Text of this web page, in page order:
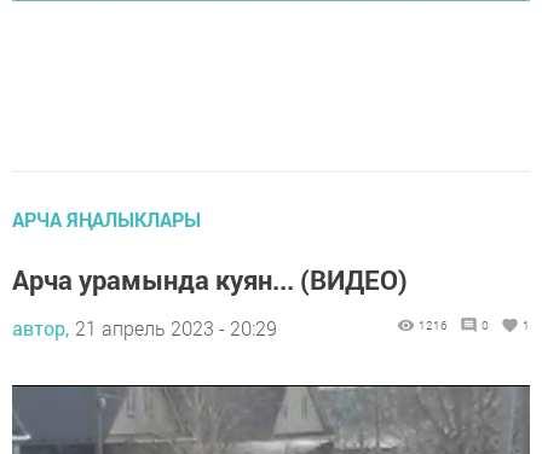
АРЧА ЯҢАЛЫКЛАРЫ
Арча урамында куян... (ВИДЕО)
автор, 21 апрель 2023 - 20:29 1216 0 1